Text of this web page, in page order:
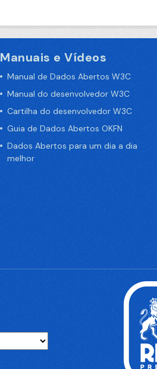
Manuais e Vídeos
Manual de Dados Abertos W3C
Manual do desenvolvedor W3C
Cartilha do desenvolvedor W3C
Guia de Dados Abertos OKFN
Dados Abertos para um dia a dia
melhor